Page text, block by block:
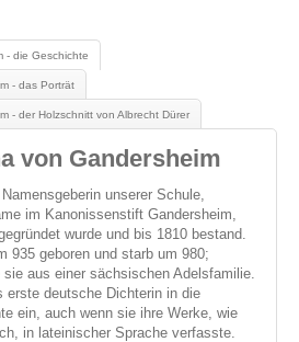
und Fotorundgang
- die Geschichte
- das Porträt
- der Holzschnitt von Albrecht Dürer
von Gandersheim
unserer Schule,
im Kanonissenstift Gandersheim,
wurde und bis 1810 bestand.
935 geboren und starb um 980;
aus einer sächsischen Adelsfamilie.
erste deutsche Dichterin in die
ein, auch wenn sie ihre Werke, wie
in lateinischer Sprache verfasste.